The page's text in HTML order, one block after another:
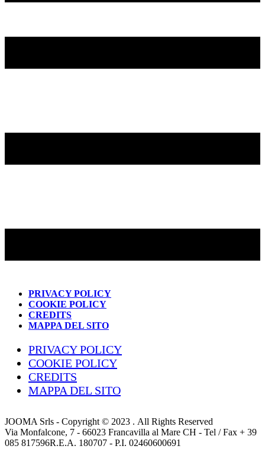
PRIVACY POLICY
COOKIE POLICY
CREDITS
MAPPA DEL SITO
PRIVACY POLICY
COOKIE POLICY
CREDITS
MAPPA DEL SITO
JOOMA Srls - Copyright © 2023 . All Rights Reserved
Via Monfalcone, 7 - 66023 Francavilla al Mare CH - Tel / Fax + 39
085 817596R.E.A. 180707 - P.I. 02460600691